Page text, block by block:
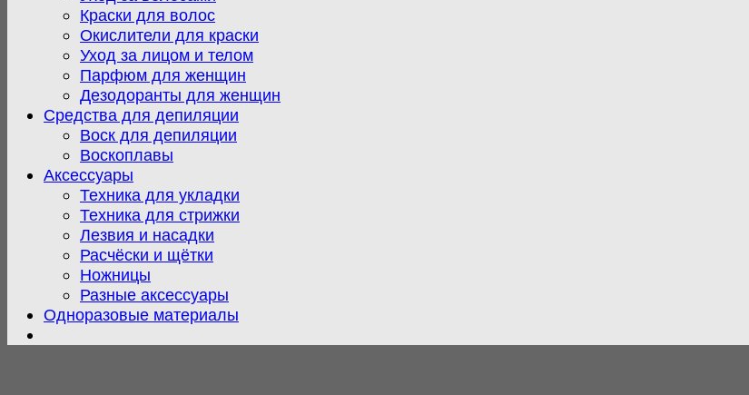
Краски для волос
Окислители для краски
Уход за лицом и телом
Парфюм для женщин
Дезодоранты для женщин
Средства для депиляции
Воск для депиляции
Воскоплавы
Аксессуары
Техника для укладки
Техника для стрижки
Лезвия и насадки
Расчёски и щётки
Ножницы
Разные аксессуары
Одноразовые материалы